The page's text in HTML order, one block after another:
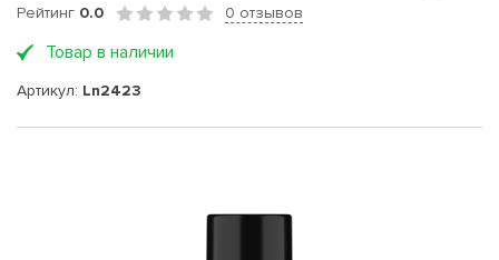
Рейтинг 0.0 0 отзывов
Товар в наличии
Артикул: Ln2423